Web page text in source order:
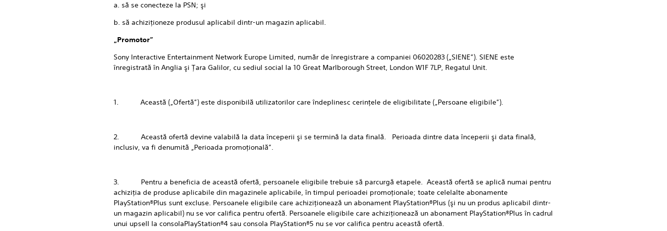
a. să se conecteze la PSN; şi
b. să achiziţioneze produsul aplicabil dintr-un magazin aplicabil.
„Promotor”
Sony Interactive Entertainment Network Europe Limited, număr de înregistrare a companiei 06020283 („SIENE”). SIENE este
înregistrată în Anglia şi Ţara Galilor, cu sediul social la 10 Great Marlborough Street, London W1F 7LP, Regatul Unit.
1. Această („Ofertă”) este disponibilă utilizatorilor care îndeplinesc cerinţele de eligibilitate („Persoane eligibile”).
2. Această ofertă devine valabilă la data începerii şi se termină la data finală. Perioada dintre data începerii şi data finală,
inclusiv, va fi denumită „Perioada promoţională”.
3. Pentru a beneficia de această ofertă, persoanele eligibile trebuie să parcurgă etapele. Această ofertă se aplică numai pentru
achiziţia de produse aplicabile din magazinele aplicabile, în timpul perioadei promoţionale; toate celelalte abonamente
PlayStation®Plus sunt excluse. Persoanele eligibile care achiziţionează un abonament PlayStation®Plus (şi nu un produs aplicabil dintr-
un magazin aplicabil) nu se vor califica pentru ofertă. Persoanele eligibile care achiziţionează un abonament PlayStation®Plus în cadrul
unui upsell la consolaPlayStation®4 sau consola PlayStation®5 nu se vor califica pentru această ofertă.